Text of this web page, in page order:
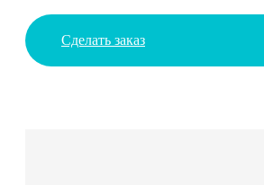
Сделать заказ